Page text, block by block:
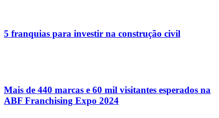
5 franquias para investir na construção civil
Mais de 440 marcas e 60 mil visitantes esperados na
ABF Franchising Expo 2024